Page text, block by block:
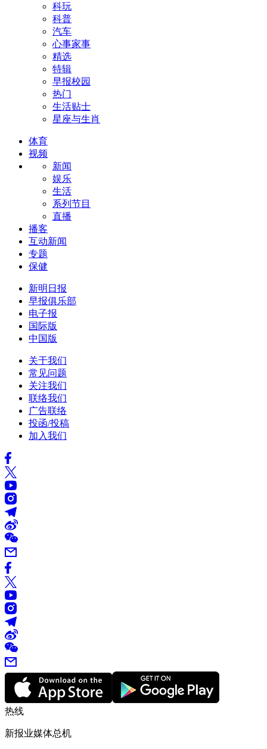
科玩
科普
汽车
心事家事
精选
特辑
早报校园
热门
生活贴士
星座与生肖
体育
视频
新闻
娱乐
生活
系列节目
直播
播客
互动新闻
专题
保健
新明日报
早报俱乐部
电子报
国际版
中国版
关于我们
常见问题
关注我们
联络我们
广告联络
投函/投稿
加入我们
热线
新报业媒体总机